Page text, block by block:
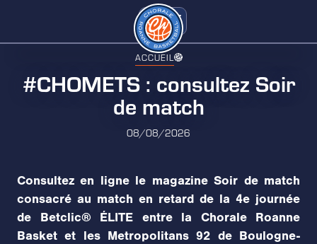
ACCUEIL
#CHOMETS : consultez Soir
de match
08/08/2026
Consultez en ligne le magazine Soir de match
consacré au match en retard de la 4e journée
de Betclic® ÉLITE entre la Chorale Roanne
Basket et les Metropolitans 92 de Boulogne-